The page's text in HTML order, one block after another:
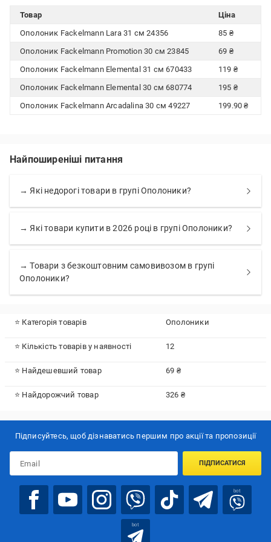
Товар
Ціна
Ополоник Fackelmann Lara 31 см 24356
85 ₴
Ополоник Fackelmann Promotion 30 см 23845
69 ₴
Ополоник Fackelmann Elemental 31 см 670433
119 ₴
Ополоник Fackelmann Elemental 30 см 680774
195 ₴
Ополоник Fackelmann Arcadalina 30 см 49227
199.90 ₴
Найпоширеніші питання
→ Які недорогі товари в групі Ополоники?
→ Які товари купити в 2026 році в групі Ополоники?
→ Товари з безкоштовним самовивозом в групі
Ополоники?
⭐ Категорія товарів Ополоники
⭐ Кількість товарів у наявності 12
⭐ Найдешевший товар 69 ₴
⭐ Найдорожчий товар 326 ₴
Підписуйтесь, щоб дізнаватись першим про акції та пропозиції
ПІДПИСАТИСЯ
bot
bot